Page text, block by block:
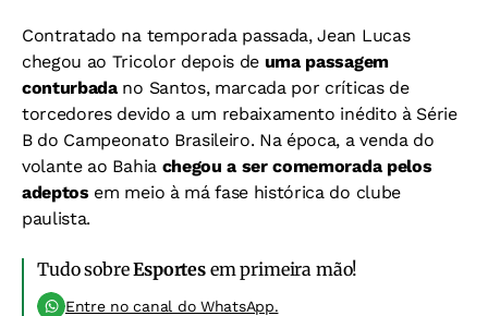
Contratado na temporada passada, Jean Lucas
chegou ao Tricolor depois de uma passagem
conturbadano Santos, marcada por críticas de
torcedores devido a um rebaixamento inédito à Série
B do Campeonato Brasileiro. Na época, a venda do
volante ao Bahia chegou a ser comemorada pelos
adeptos em meio à má fase histórica do clube
paulista.
Tudo sobreEsportesem primeira mão!
Entre no canal do WhatsApp.